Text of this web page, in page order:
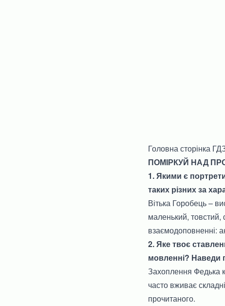
Головна сторінка
ПОМІРКУЙ НАД
1. Якими є
таких різних за
Вітька Горобець –
маленький, товстий,
взаємодоповненні:
2. Яке твоє
мовленні? Наведи
Захоплення Федька
часто вживає
прочитаного.